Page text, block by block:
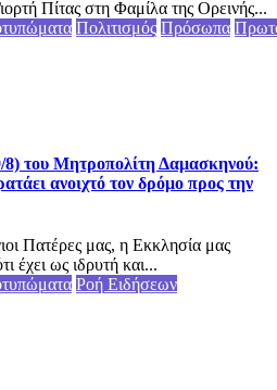
Πίτας στη Φαμίλα της Ορεινής...
Πολιτισμός Πρόσωπα
του Μητροπολίτη Δαμασκηνού:
ανοιχτό τον δρόμο προς την
Πατέρες μας, η Εκκλησία μας
έχει ως ιδρυτή και...
Ροή Ειδήσεων